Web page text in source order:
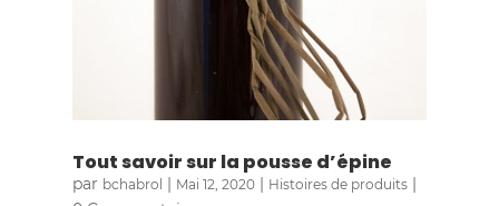
Tout savoir sur la pousse d’épine
par bchabrol Mai 12, 2020| Histoires de produits|